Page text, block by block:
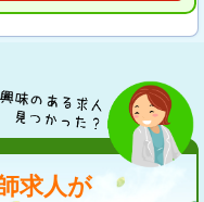
求人が